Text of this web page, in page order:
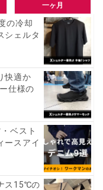
一ヶ月
の冷却
シェルタ
快適か
仕様の
ベスト
ースアイ
ス15℃の